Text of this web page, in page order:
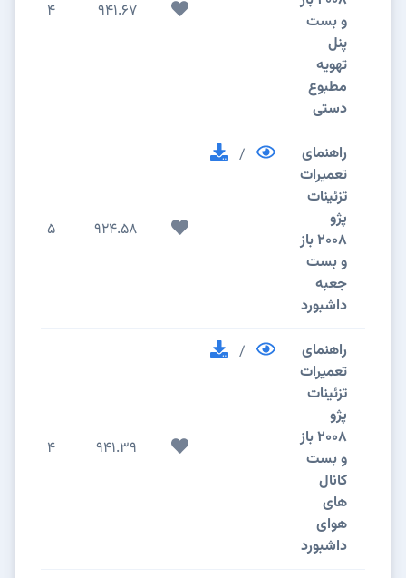
و بست
پنل
تهویه
مطبوع
دستی
941.67
4
راهنمای
تعمیرات
تزئینات
پژو
2008 باز
و بست
جعبه
داشبورد
/
924.58
5
راهنمای
تعمیرات
تزئینات
پژو
2008 باز
و بست
کانال
های
هوای
داشبورد
/
941.39
4